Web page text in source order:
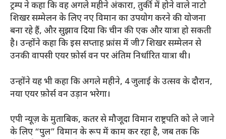
ट्रम्प ने कहा कि वह अगले महीने अंकारा, तुर्की में होने वाले नाटो
शिखर सम्मेलन के लिए नए विमान का उपयोग करने की योजना
बना रहे हैं, और सुझाव दिया कि चीन की एक और यात्रा हो सकती
है। उन्होंने कहा कि इस सप्ताह फ्रांस में जी7 शिखर सम्मेलन से
उनकी वापसी एयर फ़ोर्स वन पर अंतिम निर्धारित यात्रा थी।
उन्होंने यह भी कहा कि अगले महीने, 4 जुलाई के उत्सव के दौरान,
नया एयर फ़ोर्स वन उड़ान भरेगा।
एपी न्यूज़ के मुताबिक, कतर से मौजूदा विमान राष्ट्रपति को ले जाने
के लिए “पुल” विमान के रूप में काम कर रहा है, जब तक कि